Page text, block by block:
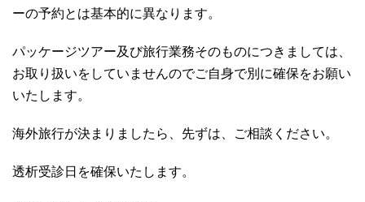
ーの予約とは基本的に異なります。
パッケージツアー及び旅行業務そのものにつきましては、
お取り扱いをしていませんのでご自身で別に確保をお願い
いたします。
海外旅行が決まりましたら、先ずは、ご相談ください。
透析受診日を確保いたします。